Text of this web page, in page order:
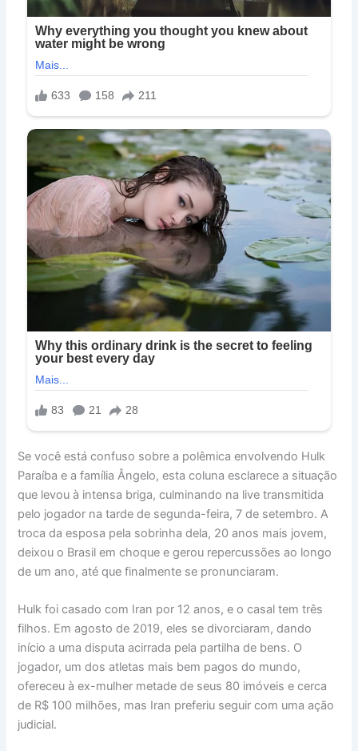
Se você está confuso sobre a polêmica envolvendo Hulk
Paraíba e a família Ângelo, esta coluna esclarece a situação
que levou à intensa briga, culminando na live transmitida
pelo jogador na tarde de segunda-feira, 7 de setembro. A
troca da esposa pela sobrinha dela, 20 anos mais jovem,
deixou o Brasil em choque e gerou repercussões ao longo
de um ano, até que finalmente se pronunciaram.
Hulk foi casado com Iran por 12 anos, e o casal tem três
filhos. Em agosto de 2019, eles se divorciaram, dando
início a uma disputa acirrada pela partilha de bens. O
jogador, um dos atletas mais bem pagos do mundo,
ofereceu à ex-mulher metade de seus 80 imóveis e cerca
de R$ 100 milhões, mas Iran preferiu seguir com uma ação
judicial.